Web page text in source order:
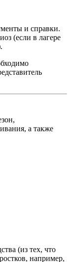
и справки.
(если в лагере
а также
(из тех, что
например,